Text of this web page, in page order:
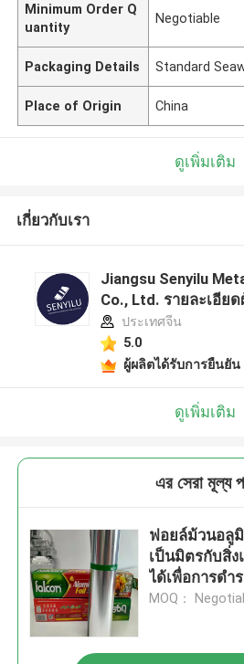
Minimum Order Q
uantity
Negotiable
Packaging Details Standard
Place of Origin China
ดูเพิ่มเติม
เกี่ยวกับเรา
Jiangsu Senyilu
Co., Ltd. รายละเอีย
ประเทศจีน
5.0
ผู้ผลิตได้รับการยืนยัน
ดูเพิ่มเติม
এর সেরা মূল্য
ฟอยล์ม้วนอลู
เป็นมิตรกับสิ่
ได้เพื่อการดำ
MOQ：